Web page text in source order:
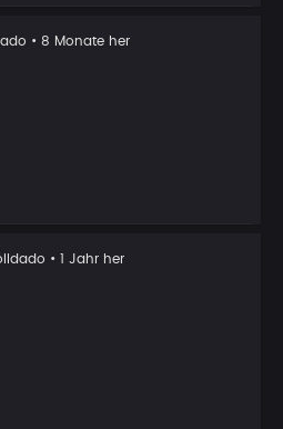
• 8 Monate her
• 1 Jahr her